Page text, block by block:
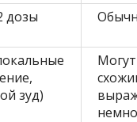
дозы
зуд)